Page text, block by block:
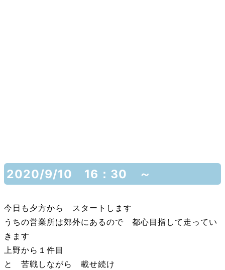
2020/9/10 16：30 ～
今日も夕方から スタートします
うちの営業所は郊外にあるので 都心目指して走ってい
きます
上野から１件目
と 苦戦しながら 載せ続け